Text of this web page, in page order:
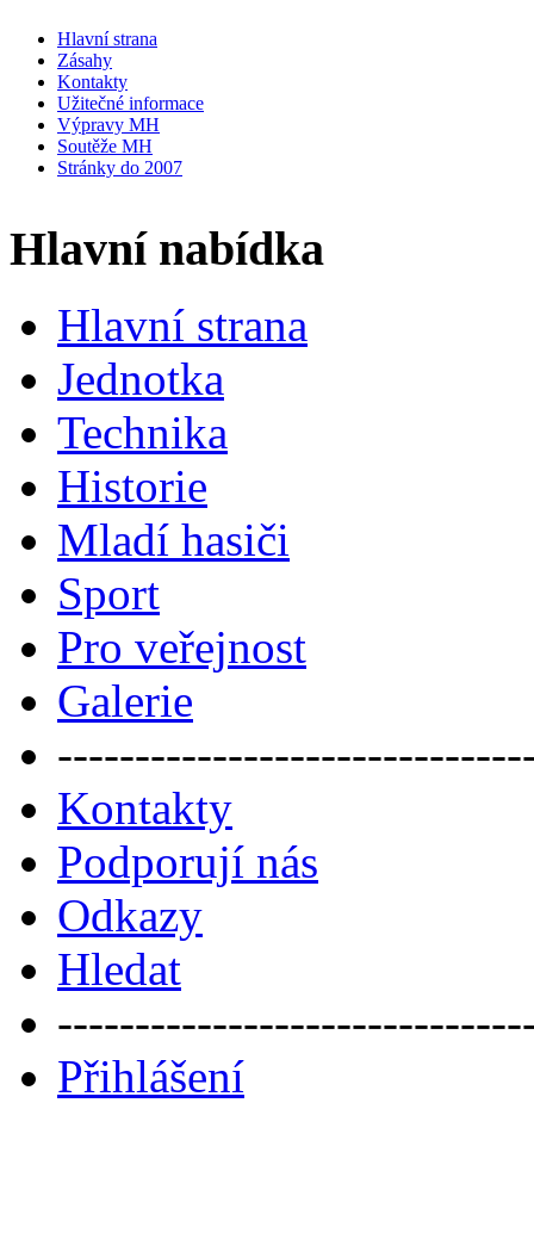
Hlavní strana
Zásahy
Kontakty
Užitečné informace
Výpravy MH
Soutěže MH
Stránky do 2007
Hlavní nabídka
Hlavní strana
Jednotka
Technika
Historie
Mladí hasiči
Sport
Pro veřejnost
Galerie
Kontakty
Podporují nás
Odkazy
Hledat
Přihlášení